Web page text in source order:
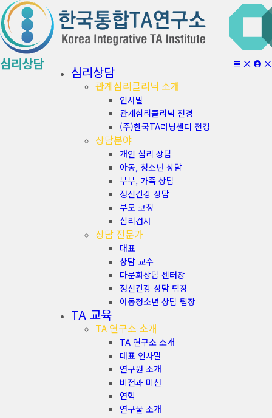
심리상담
관계심리클리닉 소개
인사말
관계심리클리닉 전경
(주)한국TA러닝센터 전경
상담분야
개인 심리 상담
아동, 청소년 상담
부부, 가족 상담
정신건강 상담
부모 코칭
심리검사
상담 전문가
대표
상담 교수
다문화상담 센터장
정신건강 상담 팀장
아동청소년 상담 팀장
TA 교육
TA 연구소 소개
TA 연구소 소개
대표 인사말
연구원 소개
비전과 미션
연혁
연구물 소개
심리상담